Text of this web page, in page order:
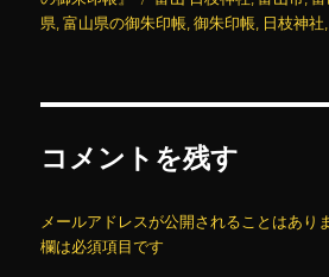
者
日:
ゴ
グ
県 ,富山県の御朱印帳 ,御朱印帳 日枝神社
コメントを残す
メールアドレスが公開されることはあり
欄は必須項目です